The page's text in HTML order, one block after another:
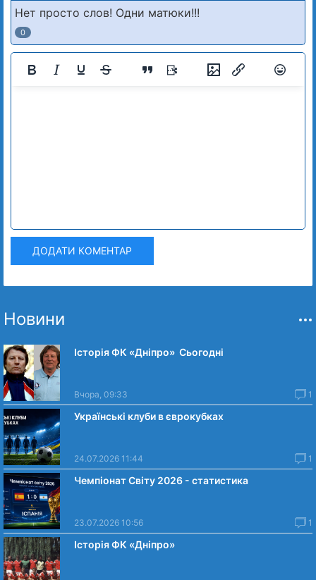
Нет просто слов! Одни матюки!!!
0
ДОДАТИ КОМЕНТАР
Новини
Історія ФК «Дніпро» Сьогодні
Вчора, 09:33 1
Українські клуби в єврокубках
24.07.2026 11:44 1
Чемпіонат Світу 2026 - статистика
23.07.2026 10:56 1
Історія ФК «Дніпро»